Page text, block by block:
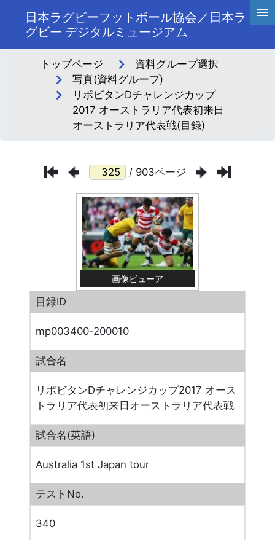
日本ラグビーフットボール協会／日本ラ
グビー デジタルミュージアム
トップページ
資料グループ選択
写真(資料グループ)
リポビタンDチャレンジカップ
2017 オーストラリア代表初来日
オーストラリア代表戦(目録)
/ 903ページ
画像ビューア
目録ID
mp003400-200010
試合名
リポビタンDチャレンジカップ2017 オース
トラリア代表初来日オーストラリア代表戦
試合名(英語)
Australia 1st Japan tour
テストNo.
340